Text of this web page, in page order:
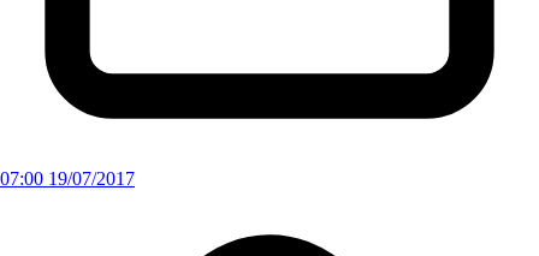
07:00 19/07/2017